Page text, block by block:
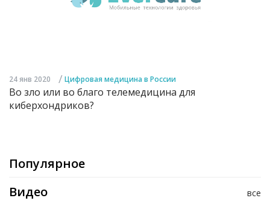
24 янв 2020 / Цифровая медицина в России
Во зло или во благо телемедицина для
киберхондриков?
Популярное
все
Видео